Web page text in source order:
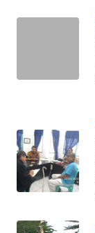
JABAR
WN
KEPRI
PAPUA